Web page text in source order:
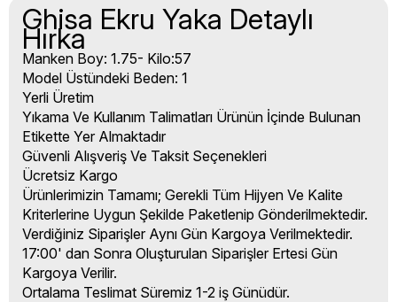
Ghisa Ekru Yaka Detaylı
Hırka
Manken Boy: 1.75- Kilo:57
Model Üstündeki Beden: 1
Yerli Üretim
Yıkama Ve Kullanım Talimatları Ürünün İçinde Bulunan
Etikette Yer Almaktadır
Güvenli Alışveriş Ve Taksit Seçenekleri
Ücretsiz Kargo
Ürünlerimizin Tamamı; Gerekli Tüm Hijyen Ve Kalite
Kriterlerine Uygun Şekilde Paketlenip Gönderilmektedir.
Verdiğiniz Siparişler Aynı Gün Kargoya Verilmektedir.
17:00' dan Sonra Oluşturulan Siparişler Ertesi Gün
Kargoya Verilir.
Ortalama Teslimat Süremiz 1-2 iş Günüdür.